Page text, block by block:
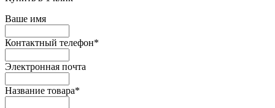
Ваше имя
Контактный телефон*
Электронная почта
Название товара*